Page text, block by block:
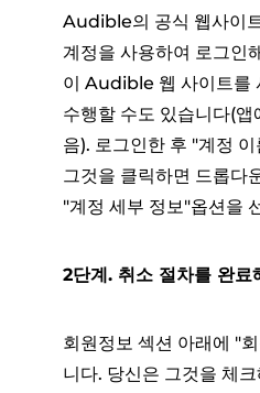
Audible의 공식 웹사이
계정을 사용하여 로그인
이 Audible 웹 사이트를
수행할 수도 있습니다(앱
음). 로그인한 후 "계정
그것을 클릭하면 드롭다
"계정 세부 정보"옵션을
2단계. 취소 절차를 완료
회원정보 섹션 아래에 "
니다. 당신은 그것을 체